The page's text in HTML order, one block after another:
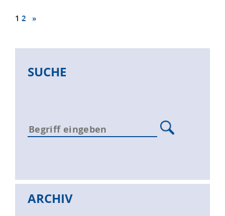
1 2 »
SUCHE
ARCHIV